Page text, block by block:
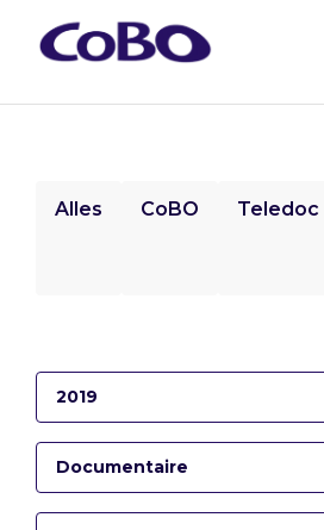
Alles CoBO Teledoc
2019
Documentaire